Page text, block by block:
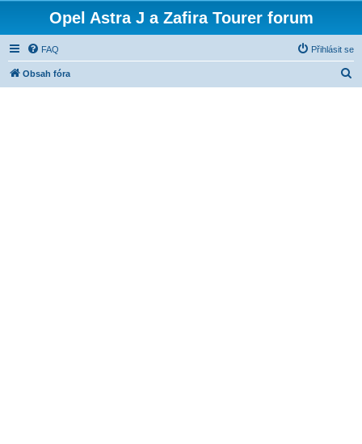
Opel Astra J a Zafira Tourer forum
FAQ Přihlásit se
Obsah fóra